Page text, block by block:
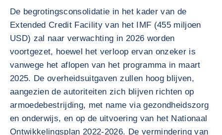
De begrotingsconsolidatie in het kader van de
Extended Credit Facility van het IMF (455 miljoen
USD) zal naar verwachting in 2026 worden
voortgezet, hoewel het verloop ervan onzeker is
vanwege het aflopen van het programma in maart
2025. De overheidsuitgaven zullen hoog blijven,
aangezien de autoriteiten zich blijven richten op
armoedebestrijding, met name via gezondheidszorg
en onderwijs, en op de uitvoering van het Nationaal
Ontwikkelingsplan 2022-2026. De vermindering van